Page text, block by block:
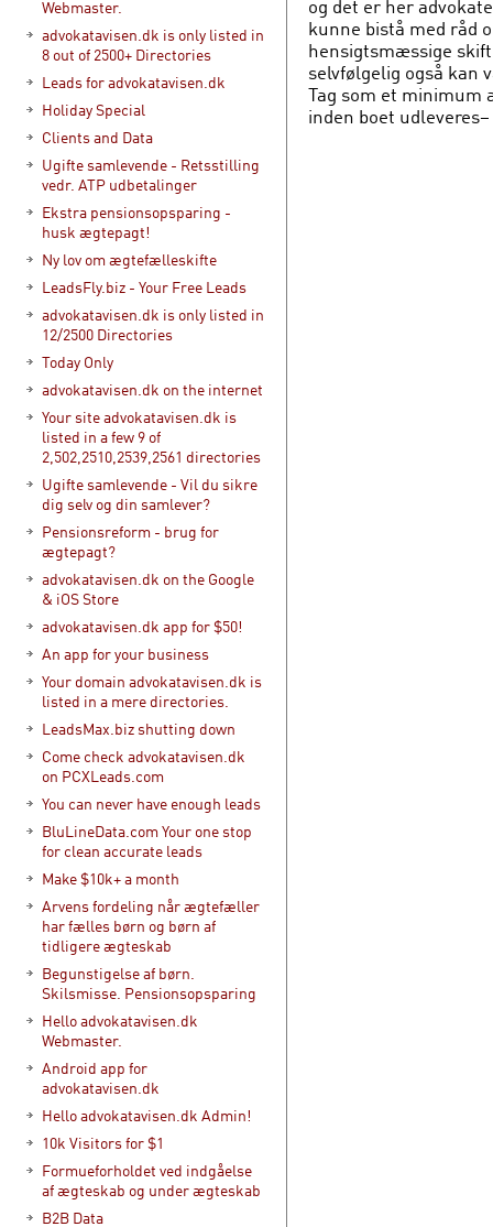
Webmaster.
advokatavisen.dk is only listed in
8 out of 2500+ Directories
Leads for advokatavisen.dk
Holiday Special
Clients and Data
Ugifte samlevende - Retsstilling
vedr. ATP udbetalinger
Ekstra pensionsopsparing -
husk ægtepagt!
Ny lov om ægtefælleskifte
LeadsFly.biz - Your Free Leads
advokatavisen.dk is only listed in
12/2500 Directories
Today Only
advokatavisen.dk on the internet
Your site advokatavisen.dk is
listed in a few 9 of
2,502,2510,2539,2561 directories
Ugifte samlevende - Vil du sikre
dig selv og din samlever?
Pensionsreform - brug for
ægtepagt?
advokatavisen.dk on the Google
& iOS Store
advokatavisen.dk app for $50!
An app for your business
Your domain advokatavisen.dk is
listed in a mere directories.
LeadsMax.biz shutting down
Come check advokatavisen.dk
on PCXLeads.com
You can never have enough leads
BluLineData.com Your one stop
for clean accurate leads
Make $10k+ a month
Arvens fordeling når ægtefæller
har fælles børn og børn af
tidligere ægteskab
Begunstigelse af børn.
Skilsmisse. Pensionsopsparing
Hello advokatavisen.dk
Webmaster.
Android app for
advokatavisen.dk
Hello advokatavisen.dk Admin!
10k Visitors for $1
Formueforholdet ved indgåelse
af ægteskab og under ægteskab
B2B Data
og det er her
kunne bistå med råd
hensigtsmæssige
selvfølgelig også kan
Tag som et minimum
inden boet